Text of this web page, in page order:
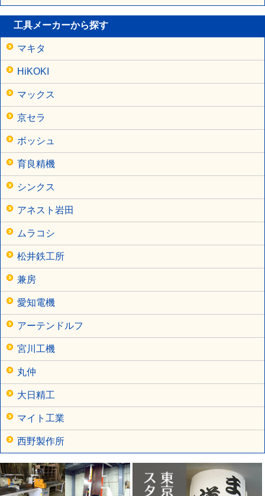
工具メーカーから探す
マキタ
HiKOKI
マックス
京セラ
ボッシュ
育良精機
シンクス
アネスト岩田
ムラコシ
松井鉄工所
兼房
愛知電機
アーテンドルフ
宮川工機
丸仲
大日精工
マイト工業
西野製作所